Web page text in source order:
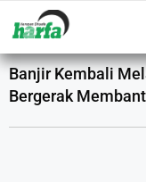
Banjir Kembali
Bergerak